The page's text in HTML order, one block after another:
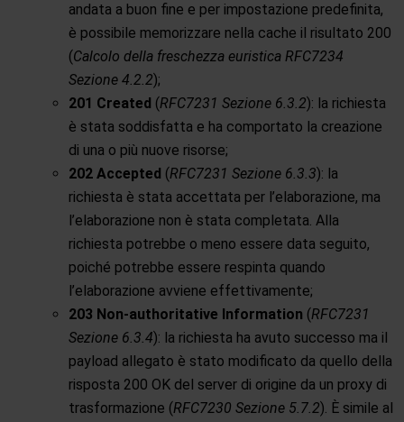
andata a buon fine e per impostazione predefinita,
è possibile memorizzare nella cache il risultato 200
(Calcolo della freschezza euristica RFC7234
Sezione 4.2.2);
201 Created (RFC7231 Sezione 6.3.2): la richiesta
è stata soddisfatta e ha comportato la creazione
di una o più nuove risorse;
202 Accepted (RFC7231 Sezione 6.3.3): la
richiesta è stata accettata per l’elaborazione, ma
l’elaborazione non è stata completata. Alla
richiesta potrebbe o meno essere data seguito,
poiché potrebbe essere respinta quando
l’elaborazione avviene effettivamente;
203 Non-authoritative Information (RFC7231
Sezione 6.3.4): la richiesta ha avuto successo ma il
payload allegato è stato modificato da quello della
risposta 200 OK del server di origine da un proxy di
trasformazione (RFC7230 Sezione 5.7.2). È simile al